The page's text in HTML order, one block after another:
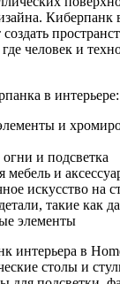
Киберпанк
создать
человек и
в интерьере:
и
и подсветка
мебель и
искусство на
такие как
элементы
интерьера в
столы и